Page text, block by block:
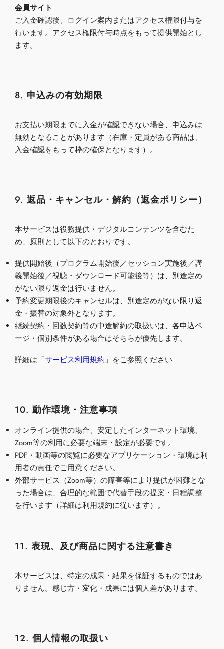
会員サイト
ご入金確認後、ログイン案内またはアクセス権限付与を
行います。アクセス権限付与時点をもって提供開始とし
ます。
8. 申込みの有効期限
お支払い期限までに入金が確認できない場合、申込みは
無効となることがあります（在庫・定員がある商品は、
入金確認をもって枠の確保となります）。
9. 返品・キャンセル・解約（返金ポリシー）
本サービスは役務提供・デジタルコンテンツを含むた
め、原則として以下のとおりです。
提供開始後（プログラム開始後／セッション実施後／講
義開始後／視聴・ダウンロード可能後等）は、別途定め
がない限り返金は行いません。
予約変更期限後のキャンセルは、別途定めがない限り返
金・振替の対象外となります。
継続契約・回数契約等の中途解約の取扱いは、各申込ペ
ージ・個別条件がある場合はそちらが優先します。
詳細は「サービス利用規約」 をご参照ください
10. 動作環境・注意事項
オンライン提供の場合、安定したインターネット環境、
Zoom等の利用に必要な端末・設定が必要です。
PDF・動画等の閲覧に必要なアプリケーション・環境は利
用者の責任でご用意ください。
外部サービス（Zoom等）の障害等により提供が困難とな
った場合は、合理的な範囲で代替手段の提案・日程調整
を行います（詳細は利用規約に従います）。
11. 表現、及び商品に関する注意書き
本サービスは、特定の成果・結果を保証するものではあ
りません。感じ方・変化・成果には個人差があります。
12. 個人情報の取扱い